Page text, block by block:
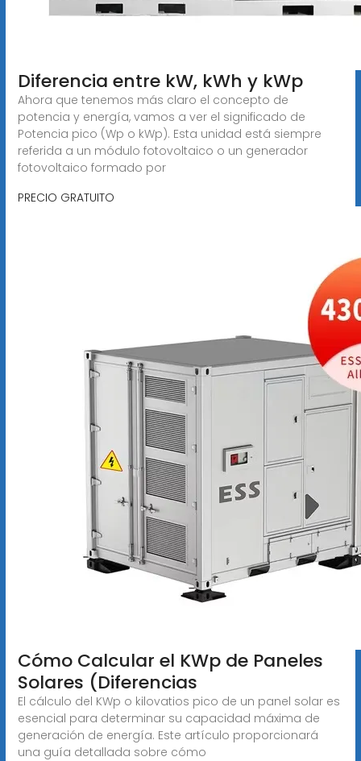
Diferencia entre kW, kWh y kWp
Ahora que tenemos más claro el concepto de
potencia y energía, vamos a ver el significado de
Potencia pico (Wp o kWp). Esta unidad está siempre
referida a un módulo fotovoltaico o un generador
fotovoltaico formado por
PRECIO GRATUITO
Cómo Calcular el KWp de Paneles
Solares (Diferencias
El cálculo del KWp o kilovatios pico de un panel solar es
esencial para determinar su capacidad máxima de
generación de energía. Este artículo proporcionará
una guía detallada sobre cómo